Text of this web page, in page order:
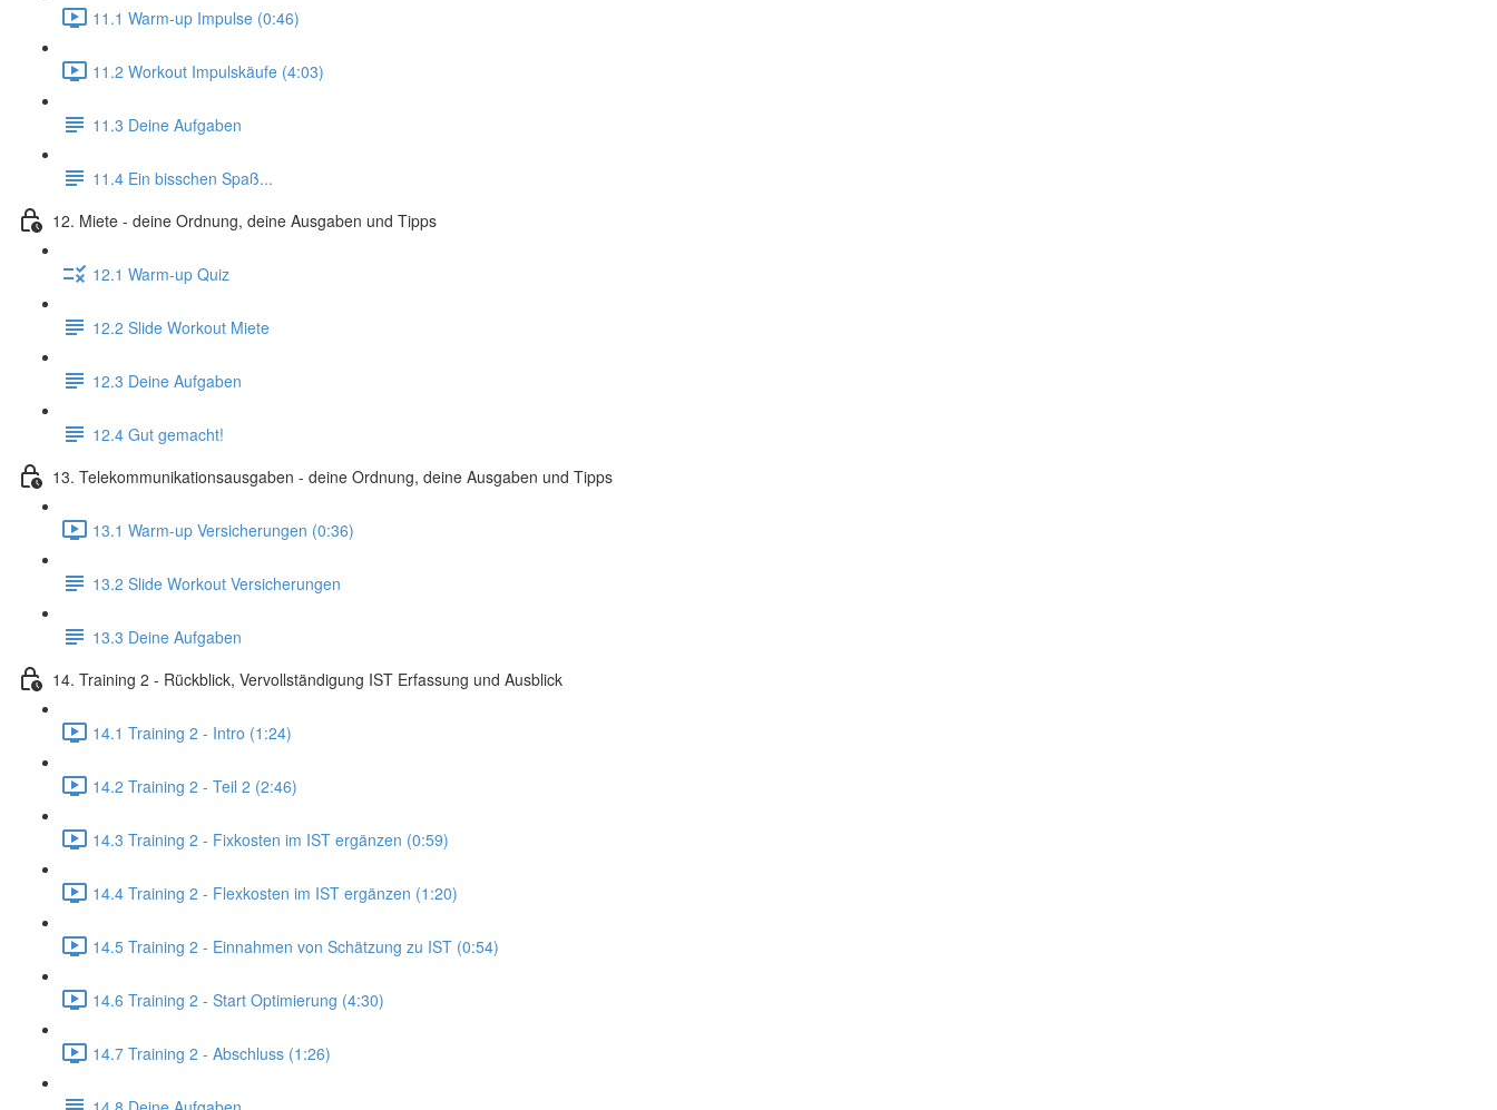
11.1 Warm-up Impulse (0:46)
11.2 Workout Impulskäufe (4:03)
11.3 Deine Aufgaben
11.4 Ein bisschen Spaß...
12. Miete - deine Ordnung, deine Ausgaben und Tipps
12.1 Warm-up Quiz
12.2 Slide Workout Miete
12.3 Deine Aufgaben
12.4 Gut gemacht!
13. Telekommunikationsausgaben - deine Ordnung, deine Ausgaben und Tipps
13.1 Warm-up Versicherungen (0:36)
13.2 Slide Workout Versicherungen
13.3 Deine Aufgaben
14. Training 2 - Rückblick, Vervollständigung IST Erfassung und Ausblick
14.1 Training 2 - Intro (1:24)
14.2 Training 2 - Teil 2 (2:46)
14.3 Training 2 - Fixkosten im IST ergänzen (0:59)
14.4 Training 2 - Flexkosten im IST ergänzen (1:20)
14.5 Training 2 - Einnahmen von Schätzung zu IST (0:54)
14.6 Training 2 - Start Optimierung (4:30)
14.7 Training 2 - Abschluss (1:26)